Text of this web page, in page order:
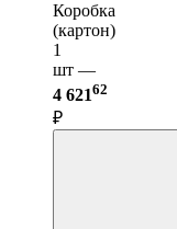
Коробка
(картон)
1
шт —
4 62162
₽